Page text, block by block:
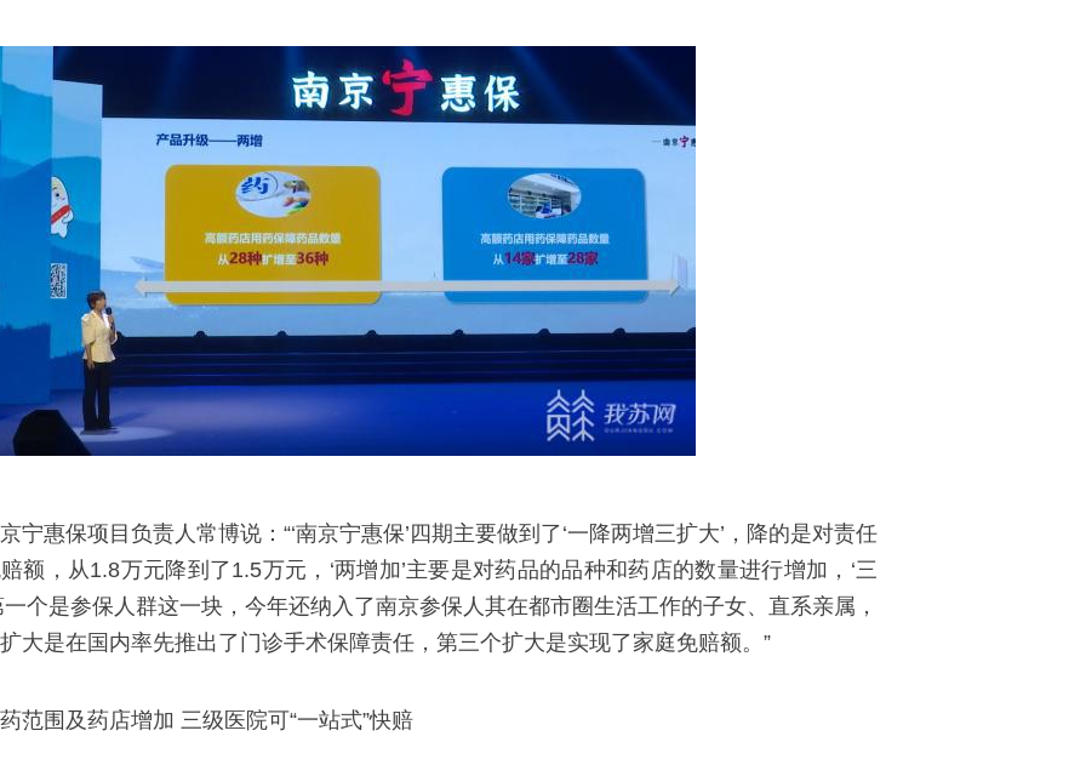
宁惠保项目负责人常博说：“‘南京宁惠保’四期主要做到了‘一降两增三扩大’，降的是对责任
额，从1.8万元降到了1.5万元，‘两增加’主要是对药品的品种和药店的数量进行增加，‘三
一个是参保人群这一块，今年还纳入了南京参保人其在都市圈生活工作的子女、直系亲属，
大是在国内率先推出了门诊手术保障责任，第三个扩大是实现了家庭免赔额。”
范围及药店增加 三级医院可“一站式”快赔